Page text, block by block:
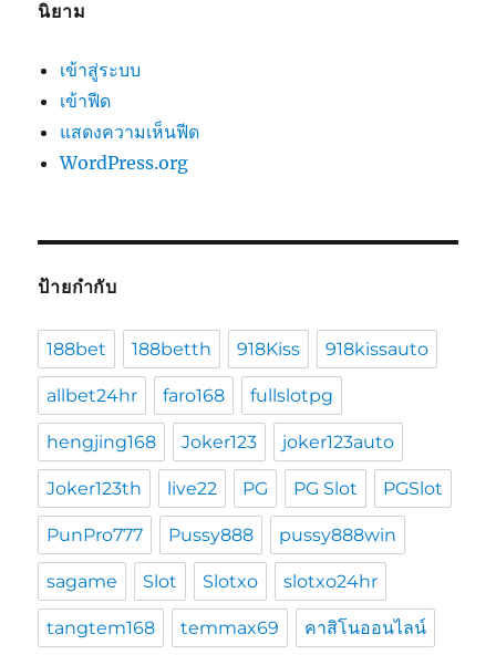
นิยาม
เข้าสู่ระบบ
เข้าฟีด
แสดงความเห็นฟีด
WordPress.org
ป้ายกำกับ
188bet 188betth 918Kiss 918kissauto
allbet24hr faro168 fullslotpg
hengjing168 Joker123 joker123auto
Joker123th live22 PG PG Slot PGSlot
PunPro777 Pussy888 pussy888win
sagame Slot Slotxo slotxo24hr
tangtem168 temmax69 คาสิโนออนไลน์